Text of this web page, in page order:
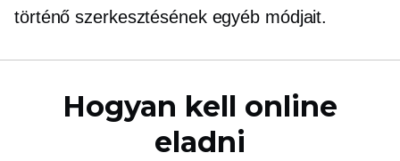
történő szerkesztésének egyéb módjait.
Hogyan kell online
eladni